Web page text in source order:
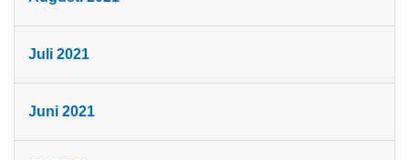
Juli 2021
Juni 2021